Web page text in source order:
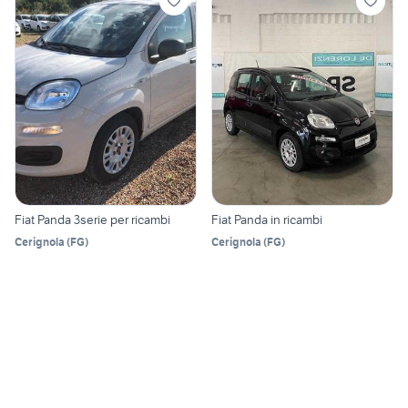
Fiat Panda 3serie per ricambi
Cerignola (FG)
Fiat Panda in ricambi
Cerignola (FG)